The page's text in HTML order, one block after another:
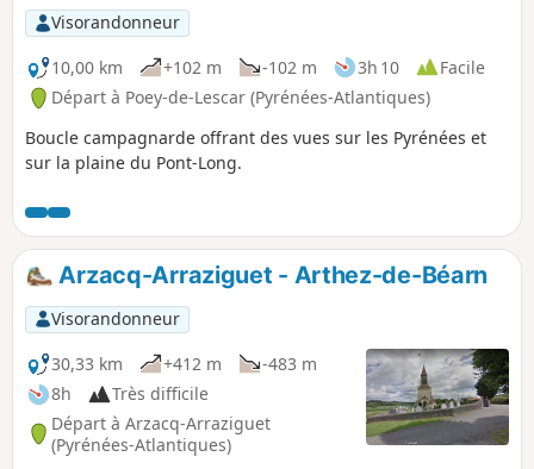
Visorandonneur
10,00 km
+102 m -102 m 3h 10
Facile
Départ à Poey-de-Lescar (Pyrénées-Atlantiques)
Boucle campagnarde offrant des vues sur les Pyrénées et
sur la plaine du Pont-Long.
Arzacq-Arraziguet - Arthez-de-Béarn
Visorandonneur
30,33 km
+412 m
-483 m
8h
Très difficile
Départ à Arzacq-Arraziguet
(Pyrénées-Atlantiques)